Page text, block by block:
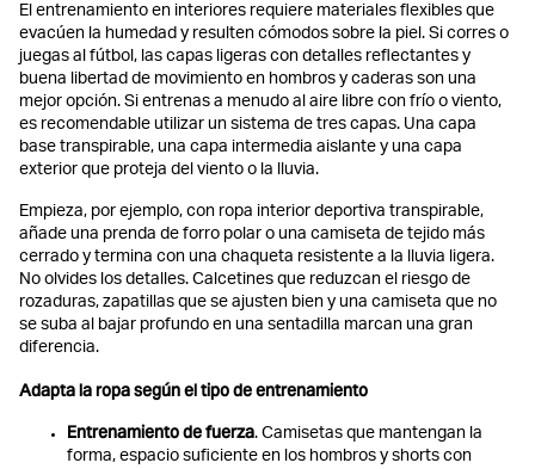
El entrenamiento en interiores requiere materiales flexibles que
evacúen la humedad y resulten cómodos sobre la piel. Si corres o
juegas al fútbol, las capas ligeras con detalles reflectantes y
buena libertad de movimiento en hombros y caderas son una
mejor opción. Si entrenas a menudo al aire libre con frío o viento,
es recomendable utilizar un sistema de tres capas. Una capa
base transpirable, una capa intermedia aislante y una capa
exterior que proteja del viento o la lluvia.
Empieza, por ejemplo, con ropa interior deportiva transpirable,
añade una prenda de forro polar o una camiseta de tejido más
cerrado y termina con una chaqueta resistente a la lluvia ligera.
No olvides los detalles. Calcetines que reduzcan el riesgo de
rozaduras, zapatillas que se ajusten bien y una camiseta que no
se suba al bajar profundo en una sentadilla marcan una gran
diferencia.
Adapta la ropa según el tipo de entrenamiento
Entrenamiento de fuerza. Camisetas que mantengan la
forma, espacio suficiente en los hombros y shorts con